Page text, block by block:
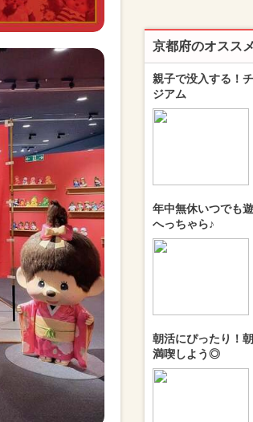
京都府のオスス
親子で没入する！
ジアム
年中無休いつでも
へっちゃら♪
朝活にぴったり！
満喫しよう◎